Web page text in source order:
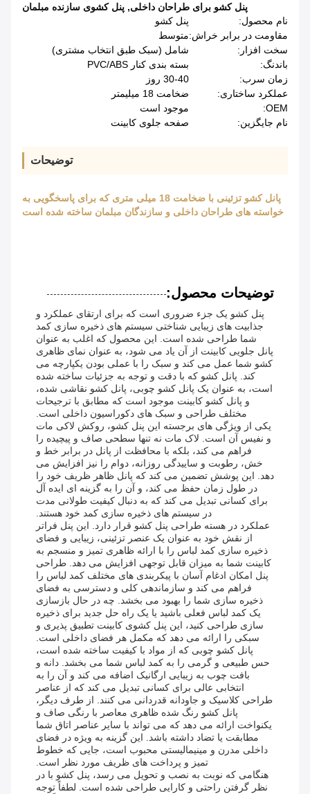
پنل کشو برای طراحان داخلی, پنل کشوی سازنده مبلمان
نام محصول:
پنل کشو
مقاومت در برابر خراش:متوسط
سخت افزار:
شامل (سبک طبق انتخاب مشتری)
باندنگ:
بسته بندی کنار PVC/ABS
زمان سرب:
30-40 روز
عملکرد ساختاری:
ضخامت 18 میلیمتر
OEM:
موجود است
نام جایگزین:
صفحه جلوی کابینت
توضیحات
پانل کشو تزئینی با ضخامت 18 میلی متری که برای پاسخگویی به
خواسته های طراحان داخلی و سازندگان مبلمان ساخته شده است
توضیحات محصول:
پنل کشو یک جزء ضروری است که برای ارتقای عملکرد و
جذابیت های زیبایی شناختی سیستم های ذخیره سازی کمد
شما طراحی شده است. این محصول که اغلب به عنوان
پانل جلویی کابینت از آن یاد می شود، به عنوان نمای ظاهری
کشو شما عمل می کند و سبک را با عملی بودن یکپارچه می
کند. پانل کشو که با دقت و توجه به جزئیات ساخته شده
است، به عنوان یک پانل کشو چوبی، پانل کشو نقاشی شده،
و پانل کشو کابینت موجود است که مطابق با ترجیحات
مختلف طراحی و سبک های دکوراسیون داخلی است.
یکی از ویژگی های برجسته این پنل کشو، روکش لاکی مات
و نفیس آن است. لاک مات نه تنها سطحی صاف و پیچیده را
فراهم می کند، بلکه با محافظت از پانل در برابر خط و
خش، رطوبت و ساییدگی روزانه، دوام را نیز افزایش می
دهد. این پوشش تضمین می کند که پانل ظاهر ظریف خود را
در طول زمان حفظ می کند، و آن را به گزینه ای ایده آل
برای کسانی تبدیل می کند که به دنبال کیفیت طولانی مدت
در سیستم های ذخیره سازی کمد خود هستند.
عملکرد در هسته طراحی پنل کشو قرار دارد. این پنل فراتر
از نقش خود به عنوان یک عنصر تزئینی، زیبایی و فضای
ذخیره سازی کمد لباس را با ارائه ظاهری تمیز و منسجم به
کابینت شما به میزان قابل توجهی افزایش می دهد. طراحی
پنل امکان ادغام آسان با پیکربندی های مختلف کمد لباس را
فراهم می کند و سازماندهی کلی و دسترسی به فضای
ذخیره سازی شما را بهبود می بخشد. چه در حال بازسازی
یک کمد لباس فعلی باشید یا یک راه حل جدید برای ذخیره
سازی طراحی کنید، این پنل کشوی کابینت تطبیق پذیری و
سبکی را ارائه می دهد که مکمل هر فضای داخلی است.
پانل کشو چوبی که از مواد با کیفیت ساخته شده است،
حس طبیعی و گرمی را به کمد لباس شما می بخشد. دانه و
بافت چوب به زیبایی ارگانیک اضافه می کند و آن را به
انتخابی عالی برای کسانی تبدیل می کند که از عناصر
طراحی کلاسیک و جاودانه قدردانی می کنند. از طرف دیگر،
پانل کشو رنگ شده ظاهری معاصر با رنگی صاف و
یکنواخت ارائه می دهد که می تواند با سایر عناصر اتاق شما
مطابقت یا تضاد داشته باشد. این گزینه به ویژه در فضای
داخلی مدرن و مینیمالیستی محبوب است، جایی که خطوط
تمیز و پرداخت های ظریف مورد نظر است.
هنگامی که نوبت به نصب و تحویل می رسد، پنل کشو با در
نظر گرفتن راحتی و کارایی طراحی شده است. لطفاً توجه